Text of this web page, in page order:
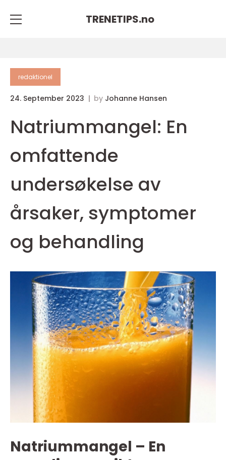
TRENETIPS.no
redaktionel
24. September 2023 by Johanne Hansen
Natriummangel: En
omfattende
undersøkelse av
årsaker, symptomer
og behandling
Natriummangel – En